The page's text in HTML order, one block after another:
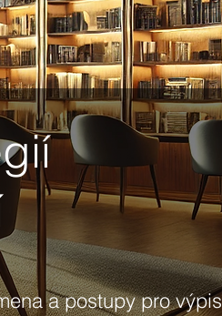
a postupy pro výpis